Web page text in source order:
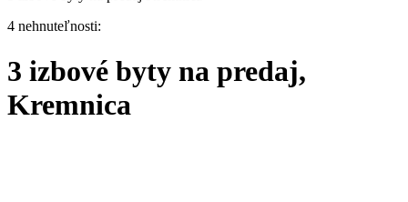
4 nehnuteľnosti:
3 izbové byty na predaj,
Kremnica